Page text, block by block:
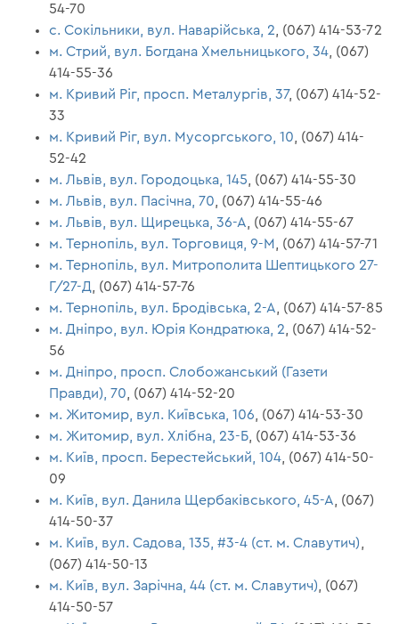
54-70
с. Сокільники, вул. Наварійська, 2 , (067) 414-53-72
м. Стрий, вул. Богдана Хмельницького, 34 , (067)
414-55-36
м. Кривий Ріг, просп. Металургів, 37, (067) 414-52-
33
м. Кривий Ріг, вул. Мусоргського, 10 , (067) 414-
52-42
м. Львів, вул. Городоцька, 145 , (067) 414-55-30
м. Львів, вул. Пасічна, 70 , (067) 414-55-46
м. Львів, вул. Щирецька, 36-А , (067) 414-55-67
м. Тернопіль, вул. Торговиця, 9-М
, (067) 414-57-71
м. Тернопіль, вул. Митрополита Шептицького 27-
Г/27-Д , (067) 414-57-76
м. Тернопіль, вул. Бродівська, 2-А , (067) 414-57-85
м. Дніпро, вул. Юрія Кондратюка, 2 , (067) 414-52-
56
м. Дніпро, просп. Слобожанський (Газети
Правди), 70 , (067) 414-52-20
м. Житомир, вул. Київська, 106 , (067) 414-53-30
м. Житомир, вул. Хлібна, 23-Б , (067) 414-53-36
м. Київ, просп. Берестейський, 104 , (067) 414-50-
09
м. Київ, вул. Данила Щербаківського, 45-А , (067)
414-50-37
м. Київ, вул. Садова, 135, #3-4 (ст. м. Славутич)
(067) 414-50-13
м. Київ, вул. Зарічна, 44 (ст. м. Славутич) , (067)
414-50-57